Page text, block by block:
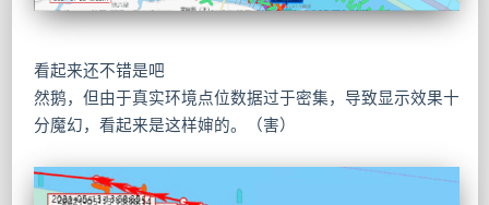
看起来还不错是吧
然鹅，但由于真实环境点位数据过于密集，导致显示效果十
分魔幻，看起来是这样婶的。（害）